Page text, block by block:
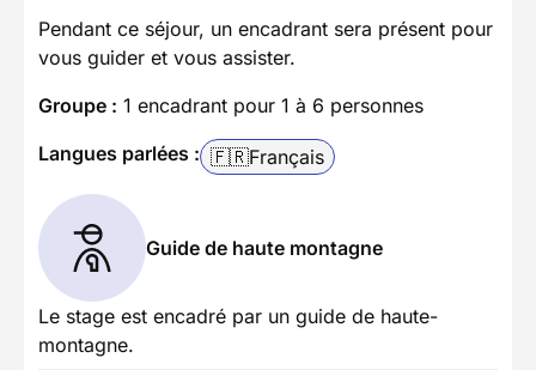
Pendant ce séjour, un encadrant sera présent pour
vous guider et vous assister.
Groupe : 1 encadrant pour 1 à 6 personnes
Langues parlées : 🇫🇷Français
Guide de haute montagne
Le stage est encadré par un guide de haute-
montagne.